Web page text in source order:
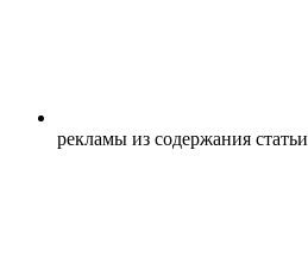
рекламы из содержания статьи